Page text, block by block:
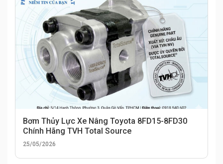
Bơm Thủy Lực Xe Nâng Toyota 8FD15-8FD30
Chính Hãng TVH Total Source
25/05/2026